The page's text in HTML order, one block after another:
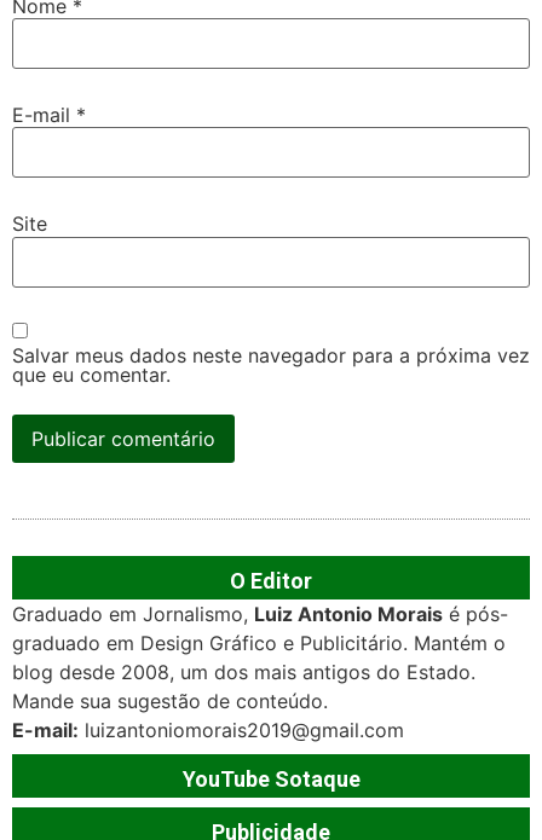
Nome *
E-mail *
Site
Salvar meus dados neste navegador para a próxima vez
que eu comentar.
O Editor
Graduado em Jornalismo, Luiz Antonio Morais é pós-
graduado em Design Gráfico e Publicitário. Mantém o
blog desde 2008, um dos mais antigos do Estado.
Mande sua sugestão de conteúdo.
E-mail: luizantoniomorais2019@gmail.com
YouTube Sotaque
Publicidade